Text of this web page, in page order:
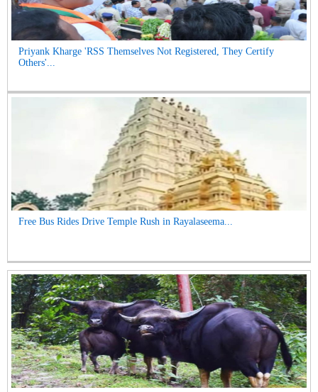
Priyank Kharge 'RSS Themselves Not Registered, They Certify
Others'...
Free Bus Rides Drive Temple Rush in Rayalaseema...